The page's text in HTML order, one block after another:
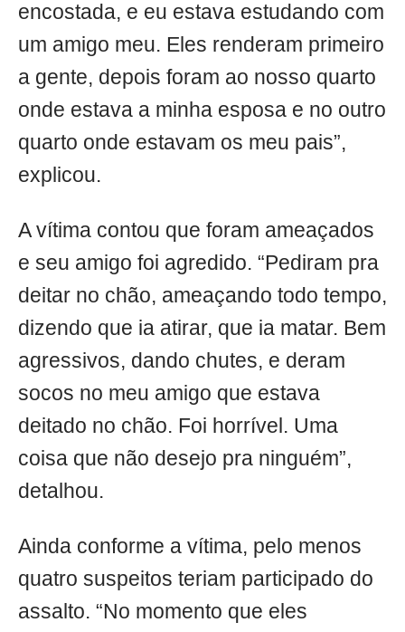
encostada, e eu estava estudando com
um amigo meu. Eles renderam primeiro
a gente, depois foram ao nosso quarto
onde estava a minha esposa e no outro
quarto onde estavam os meu pais”,
explicou.
A vítima contou que foram ameaçados
e seu amigo foi agredido. “Pediram pra
deitar no chão, ameaçando todo tempo,
dizendo que ia atirar, que ia matar. Bem
agressivos, dando chutes, e deram
socos no meu amigo que estava
deitado no chão. Foi horrível. Uma
coisa que não desejo pra ninguém”,
detalhou.
Ainda conforme a vítima, pelo menos
quatro suspeitos teriam participado do
assalto. “No momento que eles